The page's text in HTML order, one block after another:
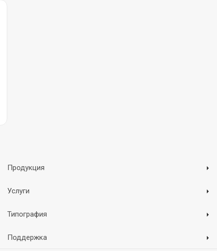
Продукция
Услуги
Типография
Поддержка